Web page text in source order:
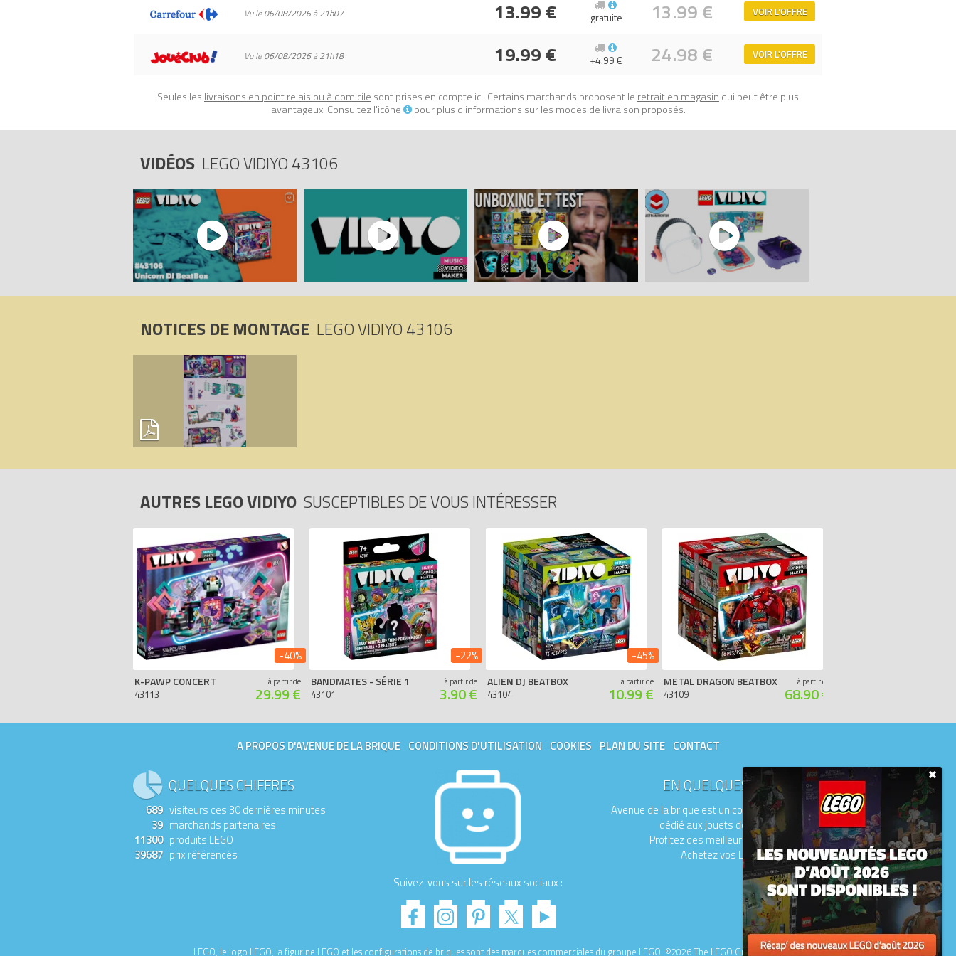
aux normes de sécurité les plus élevées.
Tous les prix du LEGO VIDIYO 43106 Unicorn DJ BeatBox
sur Avenue de la brique, comparateur de prix 100% LEGO.
Code EAN du LEGO VIDIYO 43106 : 5702016911794.
Vu le06/08/2026 à 21h07 13.99 € 13.99 € VOIR L'OFFRE
gratuite
Vu le06/08/2026 à 21h18 19.99 € 24.98 € VOIR L'OFFRE
+4.99 €
Seules les livraisons en point relais ou à domicile sont prises en compte ici. Certains marchands proposent le retrait en magasin qui peut être plus
avantageux. Consultez l'icône
pour plus d'informations sur les modes de livraison proposés.
VIDÉOS LEGO VIDIYO 43106
NOTICES DE MONTAGE LEGO VIDIYO 43106
AUTRES LEGO VIDIYO SUSCEPTIBLES DE VOUS INTÉRESSER
K-PAWP CONCERT
43113
à partir de
29.99 €
-40%
BANDMATES - SÉRIE 1
43101
à partir de
3.90 €
-22%
ALIEN DJ BEATBOX
43104
à partir de
10.99 €
-45%
METAL DRAGON BEATBOX
43109
à partir de
68.90 €
A PROPOS D'AVENUE DE LA BRIQUE CONDITIONS D'UTILISATION COOKIES PLAN DU SITE CONTACT
EN QUELQUES MOTS
Avenue de la brique est un comparateur de prix
dédié aux jouets de la marque LEGO.
Profitez des meilleurs prix du moment.
Achetez vos LEGO moins chers.
QUELQUES CHIFFRES
689 visiteurs ces 30 dernières minutes
39 marchands partenaires
11300 produits LEGO
39687 prix référencés
Suivez-vous sur les réseaux sociaux :
LEGO, le logo LEGO, la figurine LEGO et les configurations de briques sont des marques commerciales du groupe LEGO. ©2026 The LEGO Group.